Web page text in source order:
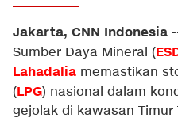
Jakarta, CNN Indonesia
Sumber Daya Mineral (
Lahadalia memastikan
(LPG) nasional dalam
gejolak di kawasan Timur